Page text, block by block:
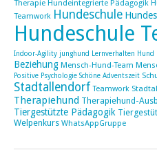
Therapie Hundeintegrierte Pädagogik
Teamwork Hundeschule
Hundeschule
Indoor-Agility junghund Lernverhalten Hund
Beziehung Mensch-Hund-Team
Positive Psychologie Schöne Adventszeit
Stadtallendorf Teamwork
Therapiehund Therapiehund-
Tiergestützte Pädagogik
Welpenkurs WhatsAppGruppe